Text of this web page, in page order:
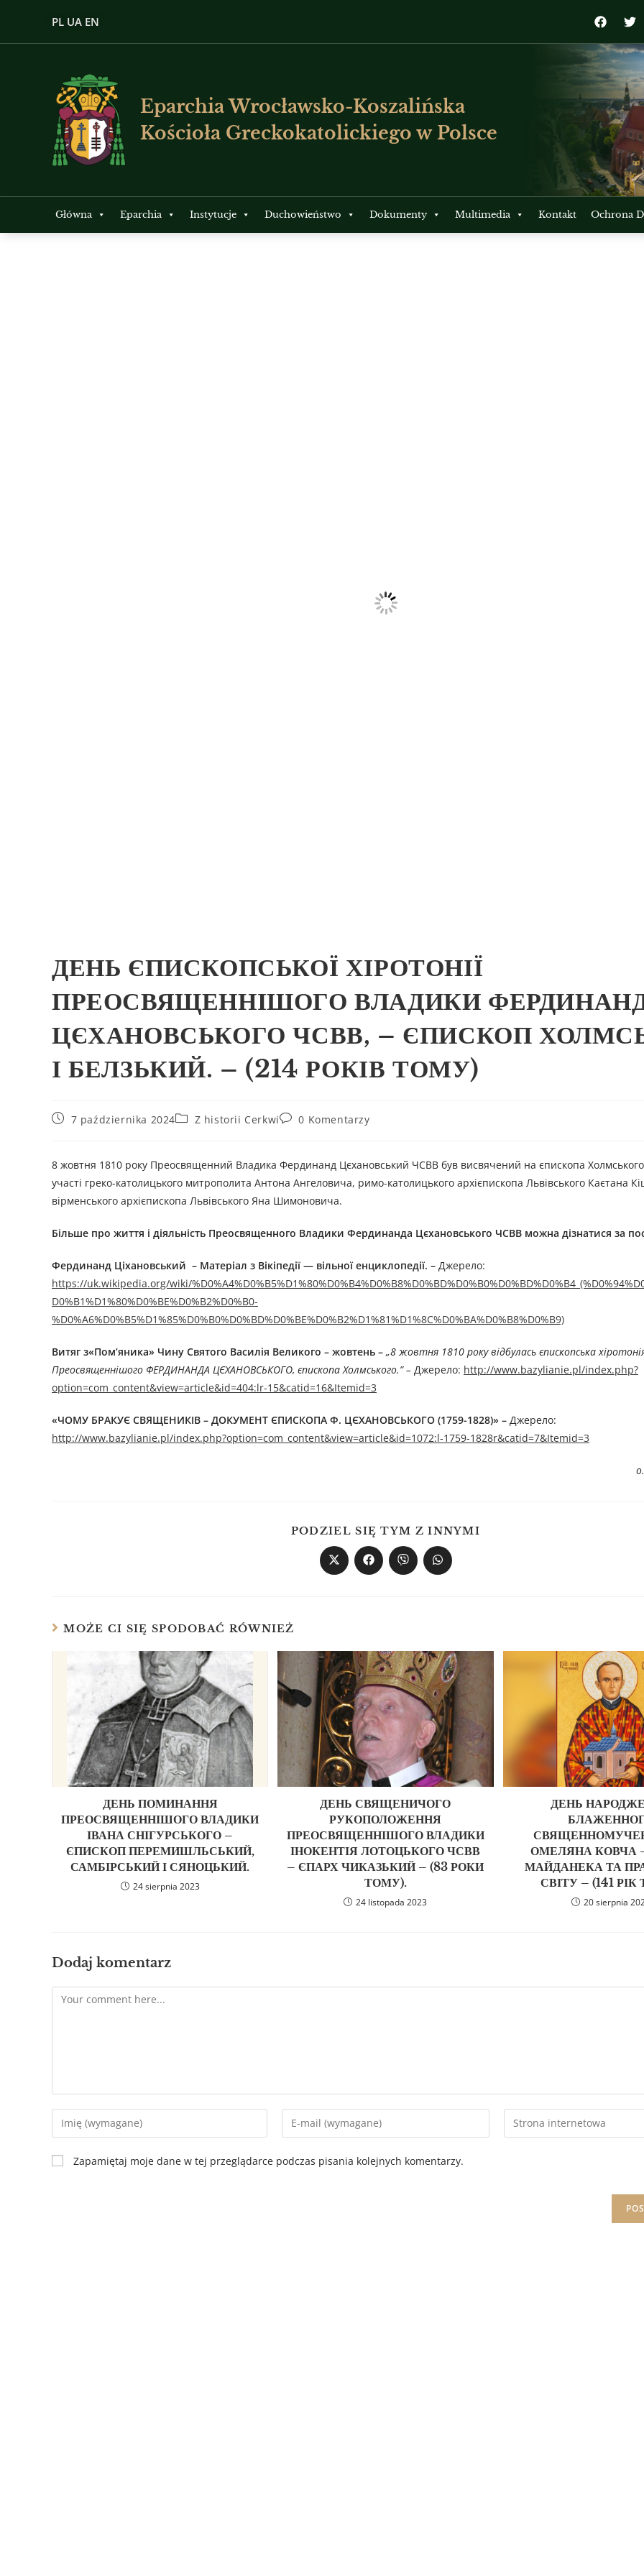
PL UA EN
Eparchia Wrocławsko-Koszalińska
Kościoła Greckokatolickiego w Polsce
Główna Eparchia Instytucje Duchowieństwo Dokumenty Multimedia Kontakt Ochrona
ДЕНЬ ЄПИСКОПСЬКОЇ ХІРОТОНІЇ
ПРЕОСВЯЩЕННІШОГО ВЛАДИКИ
ЦЄХАНОВСЬКОГО ЧСВВ, – ЄПИСКОП
І БЕЛЗЬКИЙ. – (214 РОКІВ ТОМУ)
7 października 2024 Z historii Cerkwi 0 Komentarzy
8 жовтня 1810 року Преосвященний Владика Фердинанд Цєхановський ЧСВВ був висвячений на єпископа Холмського
участі греко-католицького митрополита Антона Ангеловича, римо-католицького архієпископа Львівського Каєтана
вірменського архієпископа Львівського Яна Шимоновича.
Більше про життя і діяльність Преосвященного Владики Фердинанда Цєхановського ЧСВВ можна дізнатися за
Фердинанд Ціхановський – Матеріал з Вікіпедії — вільної енциклопедії. – Джерелo:
https://uk.wikipedia.org/wiki/
D0%B1%D1%80%D0%BE%D0%B2%D0%B0-
%D0%A6%D0%B5%D1%85%D0%B0%D0%BD%D0%BE%D0%B2%D1%81%D1%8C%D0%BA%D0%B8%D0%B9)
Витяг з«Пом’яника» Чину Святого Василія Великого – жовтень – „8жовтня 1810 рокувідбулась єпископська
Преосвященнішого ФЕРДИНАНДА ЦЄХАНОВСЬКОГО, єпископа Холмського.” – Джерелo: http://www.bazylianie.pl/index.php?
option=com_content&view=article&id=404:lr-15&catid=16&Itemid=3
«ЧОМУ БРАКУЄ СВЯЩЕНИКІВ – ДОКУМЕНТ ЄПИСКОПА Ф. ЦЄХАНОВСЬКОГО (1759-1828)» – Джерелo:
http://www.bazylianie.pl/index.php?option=com_content&view=article&id=1072:l-1759-1828r&catid=7&Itemid=3
PODZIEL SIĘ TYM Z INNYMI
MOŻE CI SIĘ SPODOBAĆ RÓWNIEŻ
ДЕНЬ ПОМИНАННЯ
ПРЕОСВЯЩЕННІШОГО ВЛАДИКИ
ІВАНА СНІГУРСЬКОГО –
ЄПИСКОП ПЕРЕМИШЛЬСЬКИЙ,
САМБІРСЬКИЙ І СЯНОЦЬКИЙ.
24 sierpnia 2023
ДЕНЬ СВЯЩЕНИЧОГО
РУКОПОЛОЖЕННЯ
ПРЕОСВЯЩЕННІШОГО ВЛАДИКИ
ІНОКЕНТІЯ ЛОТОЦЬКОГО ЧСВВ
– ЄПАРХ ЧИКАЗЬКИЙ – (83 РОКИ
ТОМУ).
24 listopada 2023
ДЕНЬ
ОМЕЛЯНА КОВЧА
МАЙДАНЕКА ТА
СВІТУ – (141
20 sierpnia
Dodaj komentarz
Zapamiętaj moje dane w tej przeglądarce podczas pisania kolejnych komentarzy.